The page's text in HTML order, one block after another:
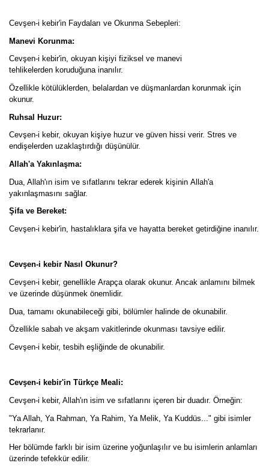
Cevşen-i kebir'in Faydaları ve Okunma Sebepleri:
Manevi Korunma:
Cevşen-i kebir'in, okuyan kişiyi fiziksel ve manevi
tehlikelerden koruduğuna inanılır.
Özellikle kötülüklerden, belalardan ve düşmanlardan korunmak için
okunur.
Ruhsal Huzur:
Cevşen-i kebir, okuyan kişiye huzur ve güven hissi verir. Stres ve
endişelerden uzaklaştırdığı düşünülür.
Allah'a Yakınlaşma:
Dua, Allah'ın isim ve sıfatlarını tekrar ederek kişinin Allah'a
yakınlaşmasını sağlar.
Şifa ve Bereket:
Cevşen-i kebir'in, hastalıklara şifa ve hayatta bereket getirdiğine inanılır.
Cevşen-i kebir Nasıl Okunur?
Cevşen-i kebir, genellikle Arapça olarak okunur. Ancak anlamını bilmek
ve üzerinde düşünmek önemlidir.
Dua, tamamı okunabileceği gibi, bölümler halinde de okunabilir.
Özellikle sabah ve akşam vakitlerinde okunması tavsiye edilir.
Cevşen-i kebir, tesbih eşliğinde de okunabilir.
Cevşen-i kebir'in Türkçe Meali:
Cevşen-i kebir, Allah'ın isim ve sıfatlarını içeren bir duadır. Örneğin:
"Ya Allah, Ya Rahman, Ya Rahim, Ya Melik, Ya Kuddüs..." gibi isimler
tekrarlanır.
Her bölümde farklı bir isim üzerine yoğunlaşılır ve bu isimlerin anlamları
üzerinde tefekkür edilir.